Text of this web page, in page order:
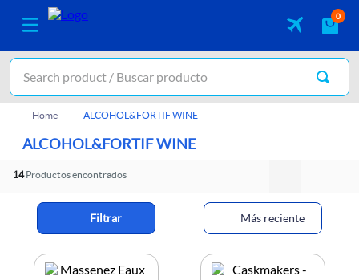
0
Search product / Buscar producto
ALCOHOL&FORTIF WINE
ALCOHOL&FORTIF WINE
14
Filtrar Más reciente